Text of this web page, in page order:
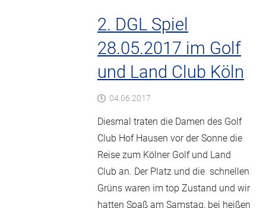
2. DGL Spiel
28.05.2017 im Golf
und Land Club Köln
04.06.2017
Diesmal traten die Damen des Golf
Club Hof Hausen vor der Sonne die
Reise zum Kölner Golf und Land
Club an. Der Platz und die schnellen
Grüns waren im top Zustand und wir
hatten Spaß am Samstag, bei heißen